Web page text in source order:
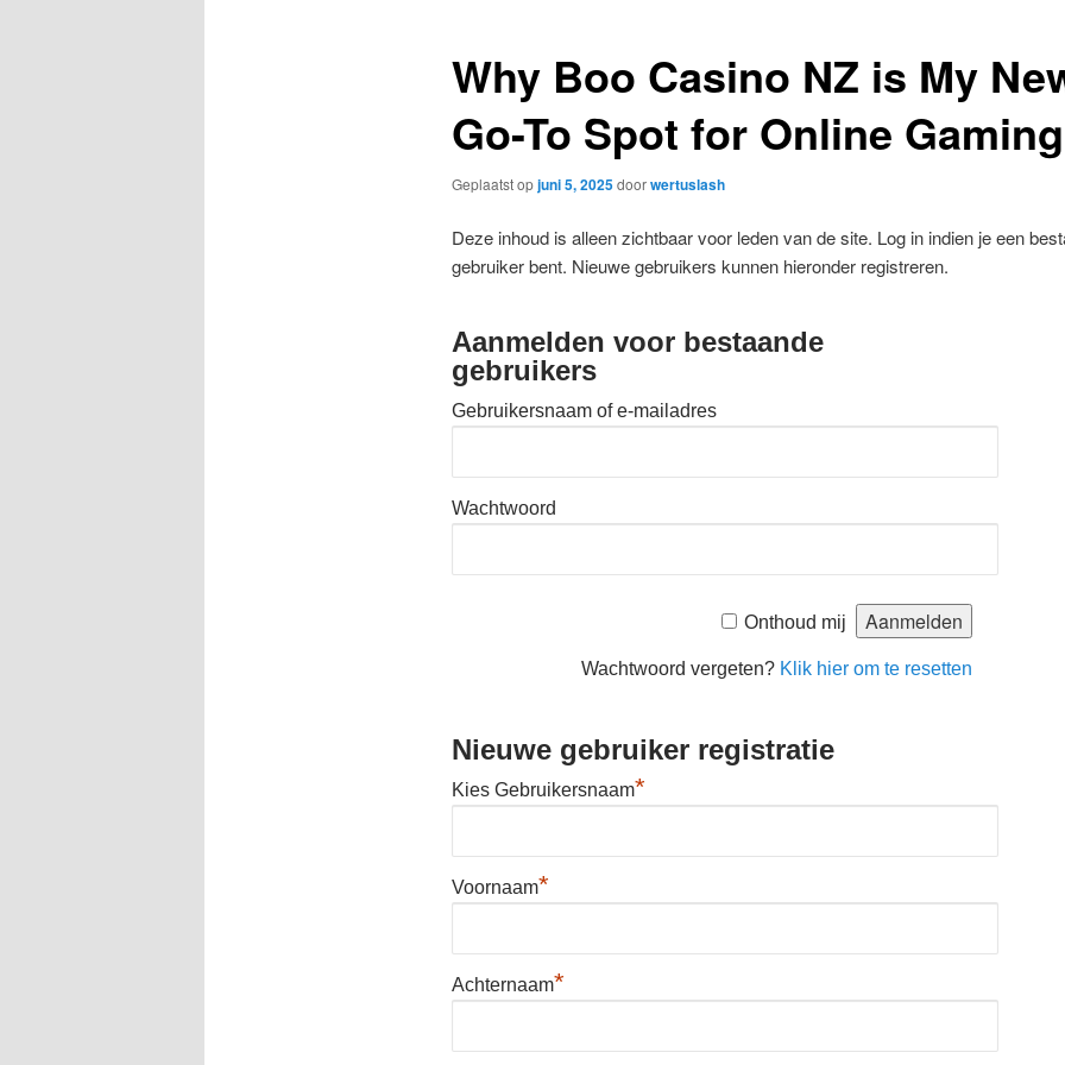
Why Boo Casino NZ is My
Go-To Spot for Online Gaming
Geplaatst opjuni 5, 2025doorwertuslash
Deze inhoud is alleen zichtbaar voor leden van de site. Log in indien je een
gebruiker bent. Nieuwe gebruikers kunnen hieronder registreren.
Aanmelden voor bestaande
gebruikers
Gebruikersnaam of e-mailadres
Wachtwoord
Onthoud mij
Wachtwoord vergeten? Klik hier om te resetten
Nieuwe gebruiker registratie
Kies Gebruikersnaam*
Voornaam*
Achternaam*